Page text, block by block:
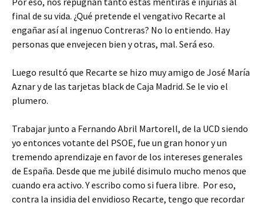
final de su vida. ¿Qué pretende el vengativo Recarte al
engañar así al ingenuo Contreras? No lo entiendo. Hay
personas que envejecen bien y otras, mal. Será eso.
Luego resultó que Recarte se hizo muy amigo de José María
Aznar y de las tarjetas black de Caja Madrid. Se le vio el
plumero.
Trabajar junto a Fernando Abril Martorell, de la UCD siendo
yo entonces votante del PSOE, fue un gran honor y un
tremendo aprendizaje en favor de los intereses generales
de España. Desde que me jubilé disimulo mucho menos que
cuando era activo. Y escribo como si fuera libre. Por eso,
contra la insidia del envidioso Recarte, tengo que recordar